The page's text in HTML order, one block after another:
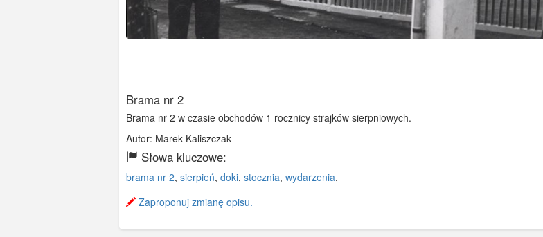
Brama nr 2
Brama nr 2 w czasie obchodów 1 rocznicy strajków sierpniowych.
Autor: Marek Kaliszczak
Słowa kluczowe:
brama nr 2, sierpień, doki, stocznia, wydarzenia,
Zaproponuj zmianę opisu.